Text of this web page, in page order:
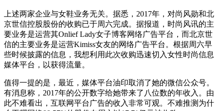
上述两家企业与女鞋业务无关。据悉，2017年，对尚风勋和北
京世信控股股份的收购已于周六完成。据报道，时尚风讯的主
要业务是运营其Onlief Lady女子博客网络广告平台，而北京世
信的主要业务是运营Kimiss女友的网络广告平台。根据周六早
些时候披露的信息，我想利用此次收购迅速切入女性时尚信息
媒体平台，以获得流量。
值得一提的是，最近，媒体平台油印取消了她的微信公众号。
有消息称，2017年的公开数字给她带来了八位数的年收入。由
此不难看出，互联网平台广告的收入非常可观。不难推测为什